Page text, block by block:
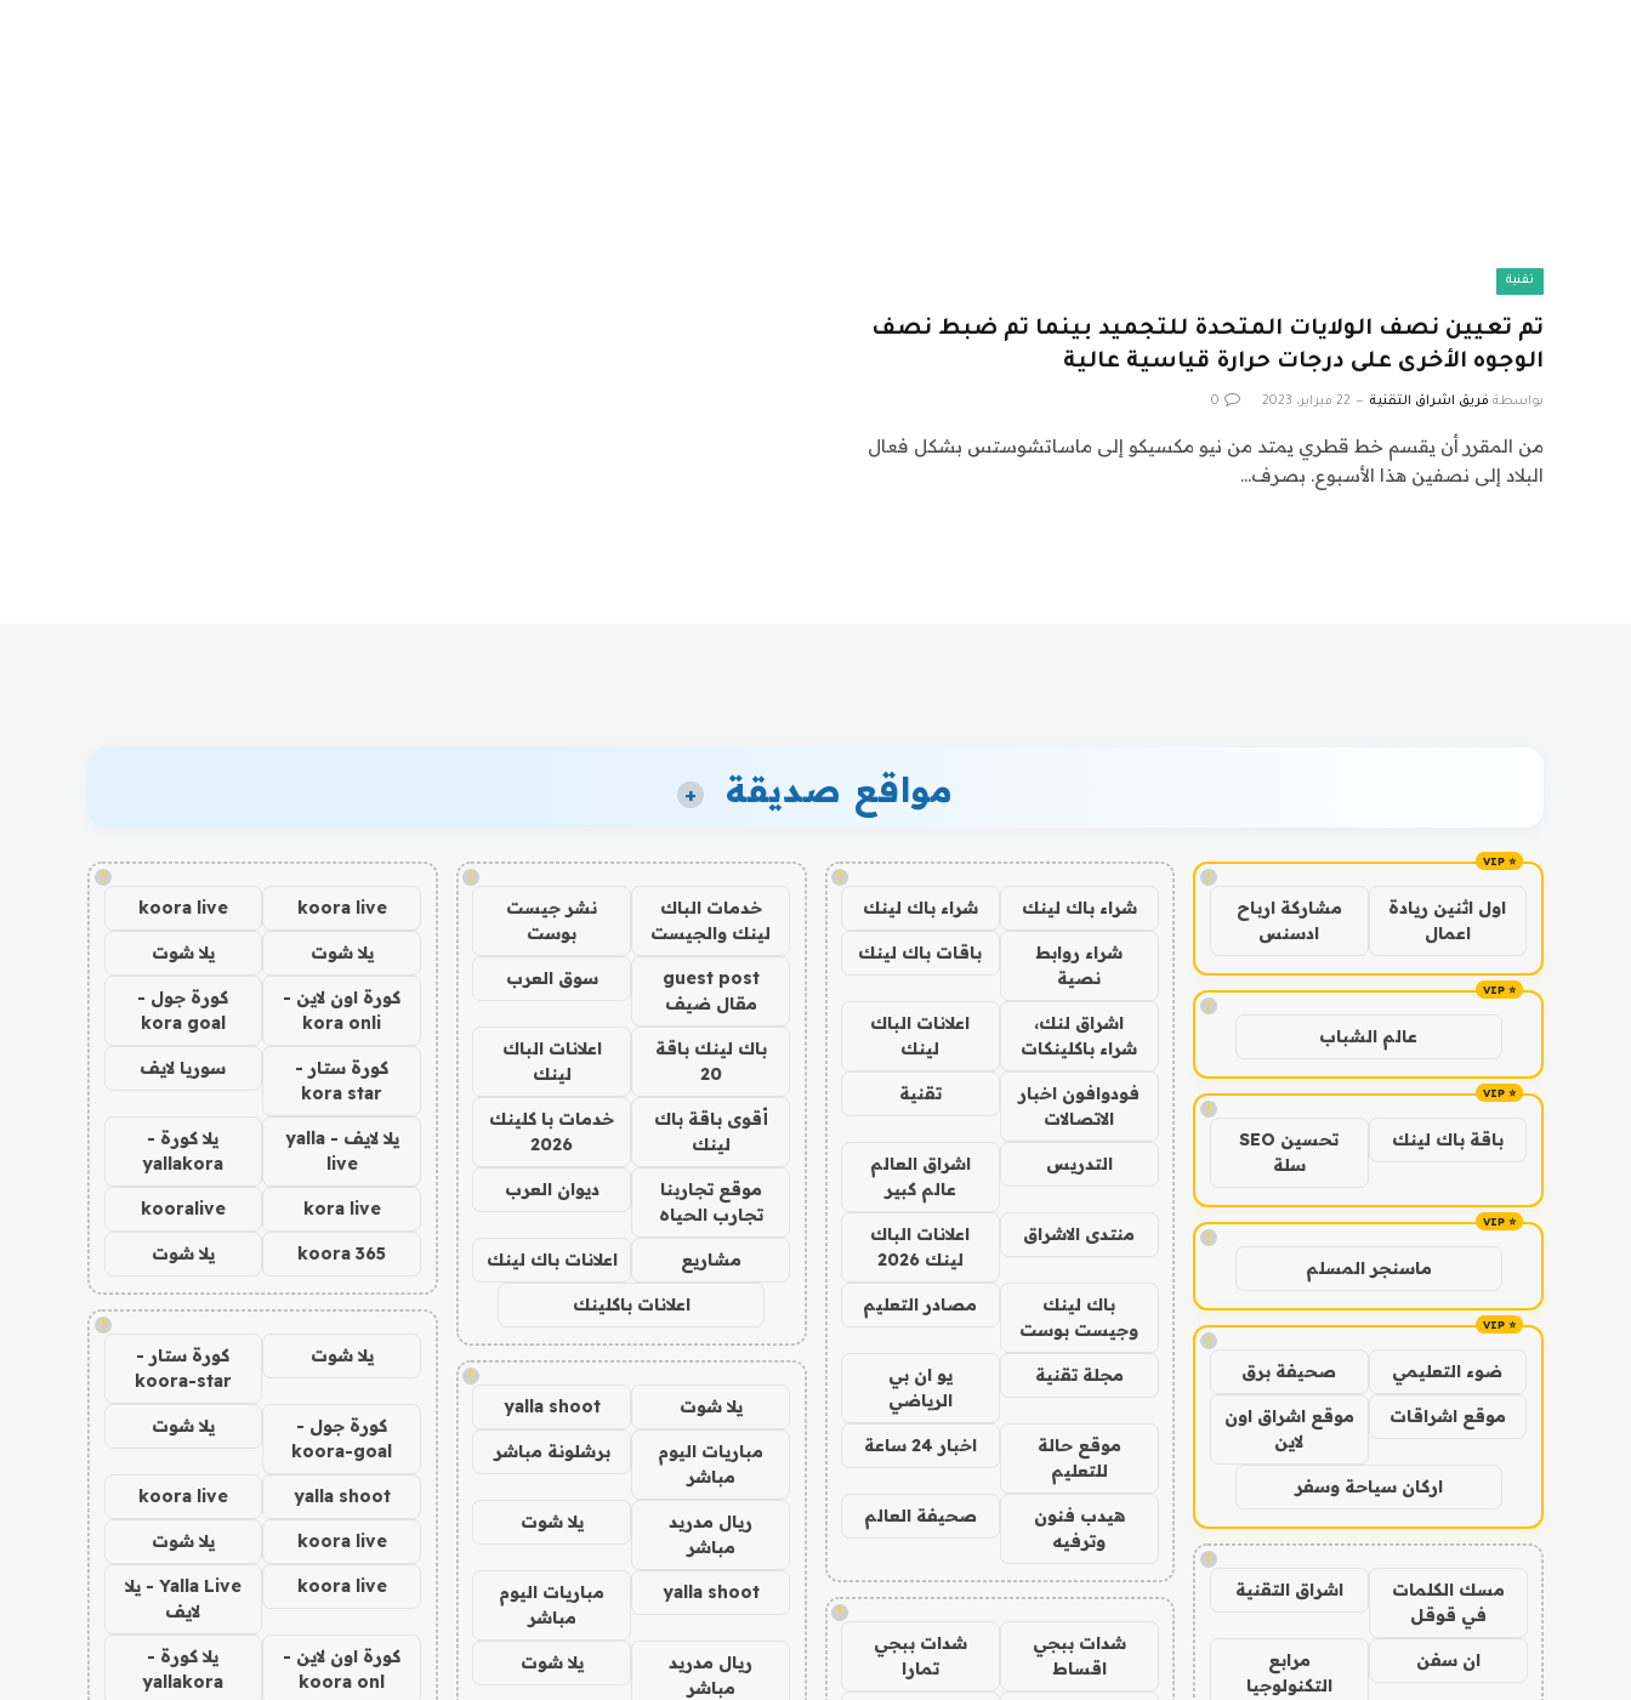
تقنية
تم تعيين نصف الولايات المتحدة للتجميد بينما تم ضبط نصف
الوجوه الأخرى على درجات حرارة قياسية عالية
بواسطة فريق اشراق التقنية 22 فبراير، 2023 0
من المقرر أن يقسم خط قطري يمتد من نيو مكسيكو إلى ماساتشوستس بشكل فعال
البلاد إلى نصفين هذا الأسبوع. بصرف…
مواقع صديقة +
!
اول اثنين ريادة
اعمال
مشاركة ارباح
ادسنس
!
عالم الشباب
!
باقة باك لينك
تحسين SEO
سلة
!
ماسنجر المسلم
!
ضوء التعليمي صحيفة برق
موقع اشراقات
موقع اشراق اون
لاين
اركان سياحة وسفر
!
مسك الكلمات
في قوقل
اشراق التقنية
ان سفن
مرابع
التكنولوجيا
!
شراء باك لينك شراء باك لينك
شراء روابط
نصية
باقات باك لينك
اشراق لنك،
شراء باكلينكات
اعلانات الباك
لينك
فودوافون اخبار
الاتصالات
تقنية
التدريس
اشراق العالم
عالم كبير
منتدى الاشراق
اعلانات الباك
لينك 2026
باك لينك
وجيست بوست
مصادر التعليم
مجلة تقنية
يو ان بي
الرياضي
موقع حالة
للتعليم
اخبار 24 ساعة
هيدب فنون
وترفيه
صحيفة العالم
!
شدات ببجي
اقساط
شدات ببجي
تمارا
!
خدمات الباك
لينك والجيست
نشر جيست
بوست
guest post
مقال ضيف
سوق العرب
باك لينك باقة
20
اعلانات الباك
لينك
أقوى باقة باك
لينك
خدمات با كلينك
2026
موقع تجاربنا
تجارب الحياه
ديوان العرب
مشاريع اعلانات باك لينك
اعلانات باكلينك
!
يلا شوت yalla shoot
مباريات اليوم
مباشر
برشلونة مباشر
ريال مدريد
مباشر
يلا شوت
yalla shoot
مباريات اليوم
مباشر
ريال مدريد
مباشر
يلا شوت
!
koora live
koora live
يلا شوت يلا شوت
كورة اون لاين -
kora onli
كورة جول -
kora goal
كورة ستار -
kora star
سوريا لايف
يلا لايف - yalla
live
يلا كورة -
yallakora
kora live
kooralive
koora 365 يلا شوت
!
يلا شوت
كورة ستار -
koora-star
كورة جول -
koora-goal
يلا شوت
yalla shoot
koora live
koora live يلا شوت
koora live
Yalla Live - يلا
لايف
كورة اون لاين -
koora onl
يلا كورة -
yallakora